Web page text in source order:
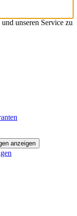
unseren Service zu
anzeigen